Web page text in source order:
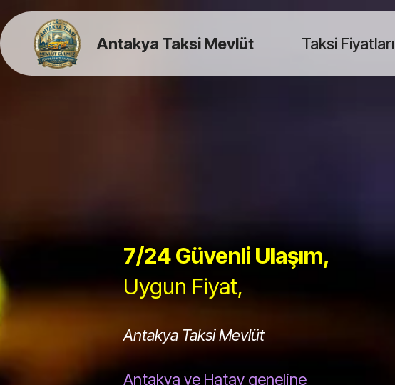
Antakya Taksi Mevlüt Taksi Fiyatları
7/24 Güvenli Ulaşım,
Uygun Fiyat,
Antakya Taksi Mevlüt
Antakya ve Hatay geneline